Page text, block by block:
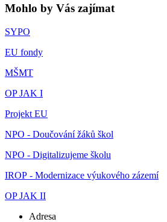
Mohlo by Vás zajímat
SYPO
EU fondy
MŠMT
OP JAK I
Projekt EU
NPO - Doučování žáků škol
NPO - Digitalizujeme školu
IROP - Modernizace výukového zázemí
OP JAK II
Adresa